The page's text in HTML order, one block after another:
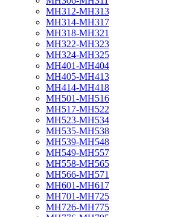
МН312-МН313
МН314-МН317
МН318-МН321
МН322-МН323
МН324-МН325
МН401-МН404
МН405-МН413
МН414-МН418
МН501-МН516
МН517-МН522
МН523-МН534
МН535-МН538
МН539-МН548
МН549-МН557
МН558-МН565
МН566-МН571
МН601-МН617
МН701-МН725
МН726-МН775